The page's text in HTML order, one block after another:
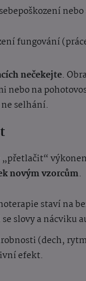
nebo
fungování
nečekejte.
nebo na
selhání.
„přetlačit“
novým vzorcům.
staví na
slovy a nácviku
(dech,
efekt.